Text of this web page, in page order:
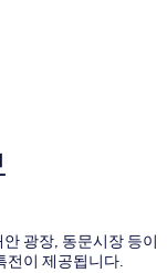
광장, 동문시장 등이
전이 제공됩니다.